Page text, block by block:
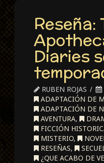
Reseña:
Diaries
RUBEN ROJAS
ADAPTACIÓN DE
ADAPTACIÓN DE
AVENTURA,
FICCIÓN
MISTERIO,
RESEÑAS,
¿QUE ACABO DE